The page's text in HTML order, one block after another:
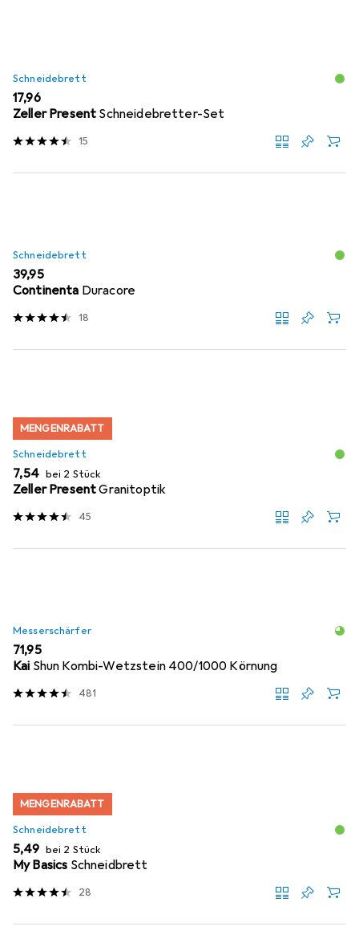
Schneidebrett
EUR
17,96
Zeller Present Schneidebretter-Set
15
Schneidebrett
EUR
39,95
Continenta Duracore
18
MENGENRABATT
Schneidebrett
EUR
7,54 bei 2 Stück
Zeller PresentGranitoptik
45
Messerschärfer
EUR
71,95
Kai Shun Kombi-Wetzstein 400/1000 Körnung
481
MENGENRABATT
Schneidebrett
EUR
5,49 bei 2 Stück
My Basics Schneidbrett
28